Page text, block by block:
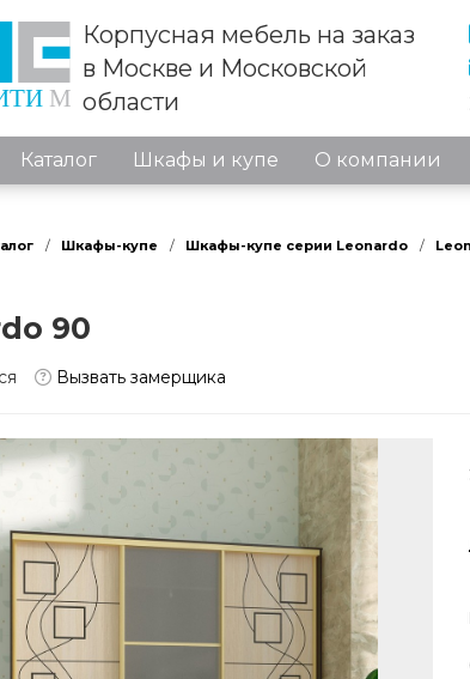
Корпусная мебель на заказ
в Москве и Московской
области
Каталог Шкафы и купе О компании
Шкафы-купе Шкафы-купе серии Leonardo
90
Вызвать замерщика